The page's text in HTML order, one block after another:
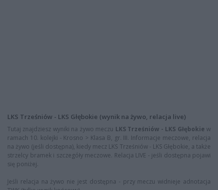
LKS Trześniów - LKS Głębokie (wynik na żywo, relacja live)
Tutaj znajdziesz wyniki na żywo meczu LKS Trześniów - LKS Głębokie w
ramach 10. kolejki - Krosno > Klasa B, gr. III. Informacje meczowe, relacja
na żywo (jeśli dostępna), kiedy mecz LKS Trześniów - LKS Głębokie, a także
strzelcy bramek i szczegóły meczowe. Relacja LIVE - jeśli dostępna pojawi
się poniżej.
Jeśli relacja na żywo nie jest dostępna - przy meczu widnieje adnotacja